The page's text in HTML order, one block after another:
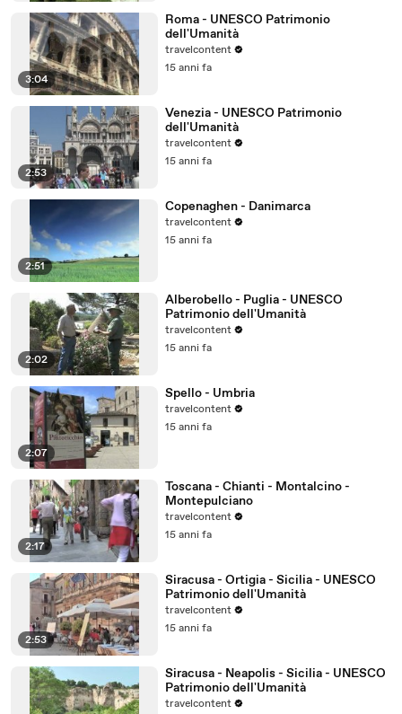
3:04
Roma - UNESCO Patrimonio
dell'Umanità
travelcontent
15 anni fa
2:53
Venezia - UNESCO Patrimonio
dell'Umanità
travelcontent
15 anni fa
2:51
Copenaghen - Danimarca
travelcontent
15 anni fa
2:02
Alberobello - Puglia - UNESCO
Patrimonio dell'Umanità
travelcontent
15 anni fa
2:07
Spello - Umbria
travelcontent
15 anni fa
2:17
Toscana - Chianti - Montalcino -
Montepulciano
travelcontent
15 anni fa
2:53
Siracusa - Ortigia - Sicilia - UNESCO
Patrimonio dell'Umanità
travelcontent
15 anni fa
Siracusa - Neapolis - Sicilia - UNESCO
Patrimonio dell'Umanità
travelcontent